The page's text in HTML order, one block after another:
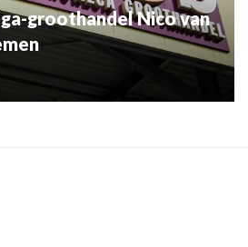
groothandel Nico van